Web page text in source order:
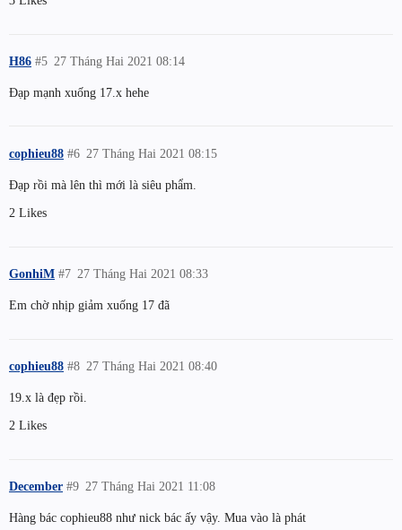
H86 27 Tháng Hai 2021 08:14
#5
Đạp mạnh xuống 17.x hehe
cophieu88 27 Tháng Hai 2021 08:15
#6
Đạp rồi mà lên thì mới là siêu phẩm.
2 Likes
GonhiM 27 Tháng Hai 2021 08:33
#7
Em chờ nhịp giảm xuống 17 đã
cophieu88 27 Tháng Hai 2021 08:40
#8
19.x là đẹp rồi.
2 Likes
December 27 Tháng Hai 2021 11:08
#9
Hàng bác cophieu88 như nick bác ấy vậy. Mua vào là phát